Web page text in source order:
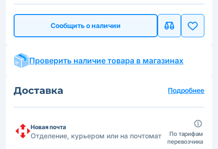
Сообщить о наличии
Проверить наличие товара в магазинах
Доставка Подробнее
Новая почта
Отделение, курьером или на почтомат
По тарифам
перевозчика